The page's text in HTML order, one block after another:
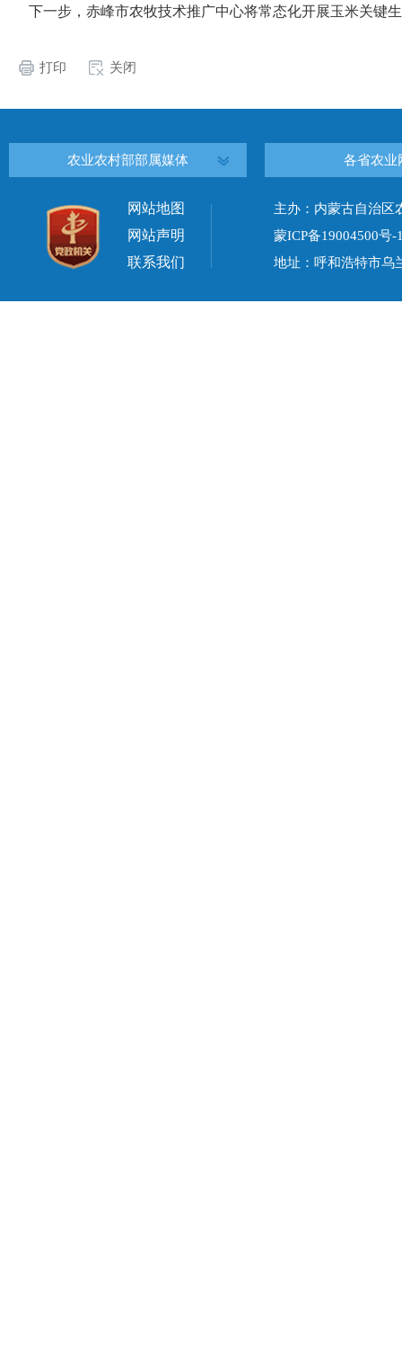
下一步，赤峰市农牧技术推广中心将常态化开展玉米关键
打印 关闭
农业农村部部属媒体 各省农业
网站地图
网站声明
联系我们
主办：内蒙古自治
蒙ICP备19004500号-
地址：呼和浩特市